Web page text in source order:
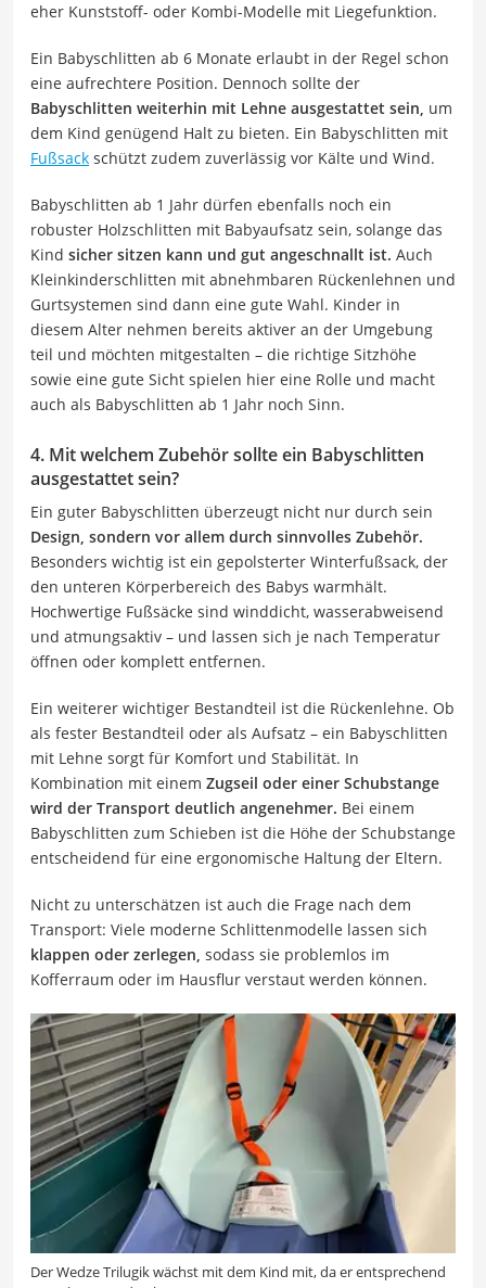
eher Kunststoff- oder Kombi-Modelle mit Liegefunktion.
Ein Babyschlitten ab 6 Monate erlaubt in der Regel schon
eine aufrechtere Position. Dennoch sollte der
Babyschlitten weiterhin mit Lehne ausgestattet sein, um
dem Kind genügend Halt zu bieten. Ein Babyschlitten mit
Fußsack schützt zudem zuverlässig vor Kälte und Wind.
Babyschlitten ab 1 Jahr dürfen ebenfalls noch ein
robuster Holzschlitten mit Babyaufsatz sein, solange das
Kind sicher sitzen kann und gut angeschnallt ist. Auch
Kleinkinderschlitten mit abnehmbaren Rückenlehnen und
Gurtsystemen sind dann eine gute Wahl. Kinder in
diesem Alter nehmen bereits aktiver an der Umgebung
teil und möchten mitgestalten – die richtige Sitzhöhe
sowie eine gute Sicht spielen hier eine Rolle und macht
auch als Babyschlitten ab 1 Jahr noch Sinn.
4. Mit welchem Zubehör sollte ein Babyschlitten
ausgestattet sein?
Ein guter Babyschlitten überzeugt nicht nur durch sein
Design, sondern vor allem durch sinnvolles Zubehör.
Besonders wichtig ist ein gepolsterter Winterfußsack, der
den unteren Körperbereich des Babys warmhält.
Hochwertige Fußsäcke sind winddicht, wasserabweisend
und atmungsaktiv – und lassen sich je nach Temperatur
öffnen oder komplett entfernen.
Ein weiterer wichtiger Bestandteil ist die Rückenlehne. Ob
als fester Bestandteil oder als Aufsatz – ein Babyschlitten
mit Lehne sorgt für Komfort und Stabilität. In
Kombination mit einem Zugseil oder einer Schubstange
wird der Transport deutlich angenehmer. Bei einem
Babyschlitten zum Schieben ist die Höhe der Schubstange
entscheidend für eine ergonomische Haltung der Eltern.
Nicht zu unterschätzen ist auch die Frage nach dem
Transport: Viele moderne Schlittenmodelle lassen sich
klappen oder zerlegen, sodass sie problemlos im
Kofferraum oder im Hausflur verstaut werden können.
Der Wedze Trilugik wächst mit dem Kind mit, da er entsprechend